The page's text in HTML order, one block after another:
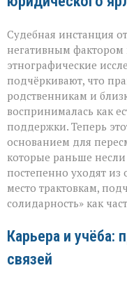
Судебная инстанция
негативным фактором
этнографические
подчёркивают, что
родственникам и
воспринималась как
поддержки. Теперь
основанием для
которые раньше
постепенно уходят из
место трактовкам,
солидарность» как
Карьера и учёба:
связей